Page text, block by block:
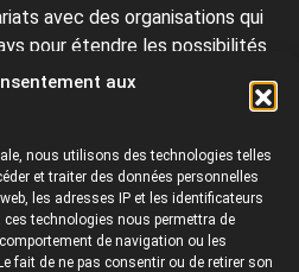
aux
nous utilisons des technologies telles
et traiter des données personnelles
les adresses IP et les identificateurs
technologies nous permettra de
de navigation ou les
fait de ne pas consentir ou de retirer son
avec des organisations qui
pour étendre les possibilités
et offrir à ceux-ci de nouveaux
et services.